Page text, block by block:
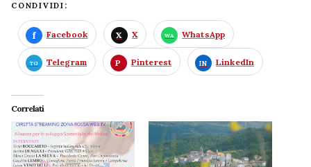
CONDIVIDI:
Facebook X WhatsApp
Telegram Pinterest LinkedIn
Correlati